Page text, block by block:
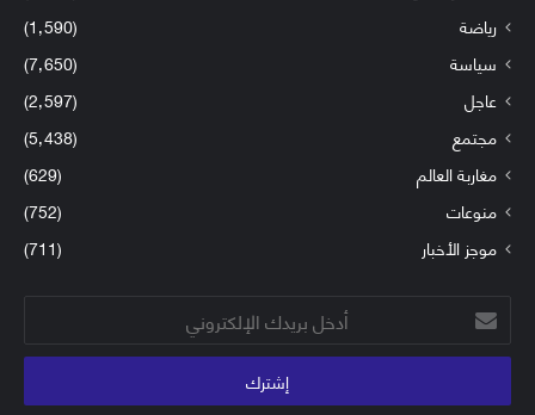
رياضة
(1٬590)
سياسة
(7٬650)
عاجل
(2٬597)
مجتمع
(5٬438)
مغاربة العالم
(629)
منوعات
(752)
موجز الأخبار
(711)
أدخل
بريدك
الإلكتروني